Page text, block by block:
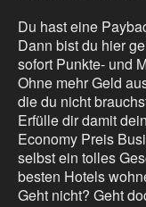
Du hast eine
Dann bist du hier
sofort Punkte- und
Ohne mehr Geld
die du nicht
Erfülle dir damit
Economy Preis
selbst ein tolles
besten Hotels
Geht nicht? Geht